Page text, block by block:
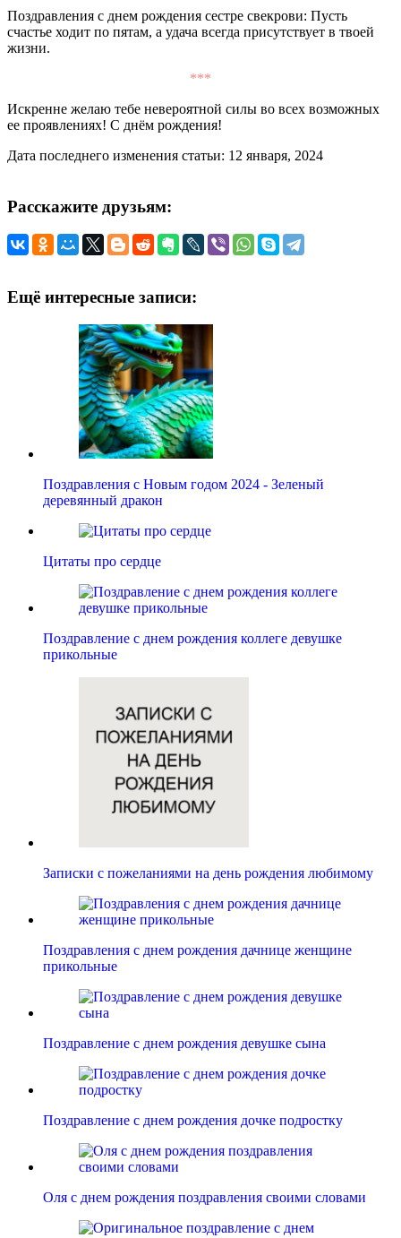
Поздравления с днем рождения сестре свекрови: Пусть
счастье ходит по пятам, а удача всегда присутствует в твоей
жизни.
***
Искренне желаю тебе невероятной силы во всех возможных
ее проявлениях! С днём рождения!
Дата последнего изменения статьи: 12 января, 2024
Расскажите друзьям:
Ещё интересные записи:
Поздравления с Новым годом 2024 - Зеленый
деревянный дракон
Цитаты про сердце
Поздравление с днем рождения коллеге девушке
прикольные
Записки с пожеланиями на день рождения любимому
Поздравления с днем рождения дачнице женщине
прикольные
Поздравление с днем рождения девушке сына
Поздравление с днем рождения дочке подростку
Оля с днем рождения поздравления своими словами